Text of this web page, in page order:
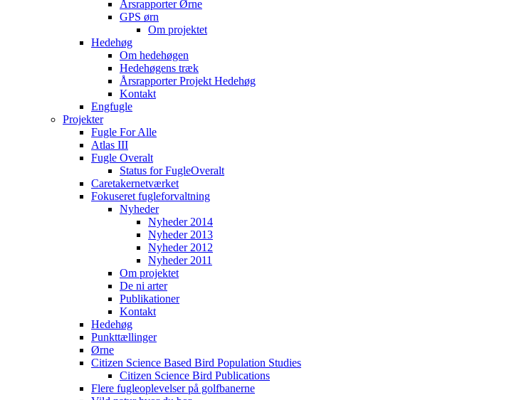
Årsrapporter Ørne
GPS ørn
Om projektet
Hedehøg
Om hedehøgen
Hedehøgens træk
Årsrapporter Projekt Hedehøg
Kontakt
Engfugle
Projekter
Fugle For Alle
Atlas III
Fugle Overalt
Status for FugleOveralt
Caretakernetværket
Fokuseret fugleforvaltning
Nyheder
Nyheder 2014
Nyheder 2013
Nyheder 2012
Nyheder 2011
Om projektet
De ni arter
Publikationer
Kontakt
Hedehøg
Punkttællinger
Ørne
Citizen Science Based Bird Population Studies
Citizen Science Bird Publications
Flere fugleoplevelser på golfbanerne